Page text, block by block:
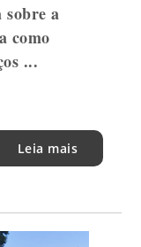
a
como
...
Leia mais